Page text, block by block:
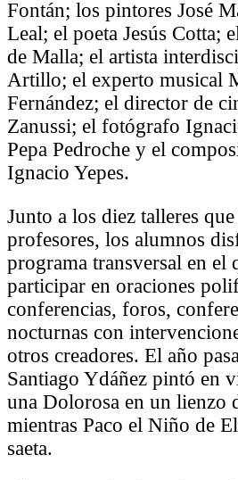
Fontán; los pintores José
Leal; el poeta Jesús Cotta;
de Malla; el artista
Artillo; el experto musical
Fernández; el director de
Zanussi; el fotógrafo
Pepa Pedroche y el
Ignacio Yepes.
Junto a los diez talleres
profesores, los alumnos
programa transversal en el
participar en oraciones
conferencias, foros,
nocturnas con
otros creadores. El año
Santiago Ydáñez pintó en
una Dolorosa en un lienzo
mientras Paco el Niño de
saeta.